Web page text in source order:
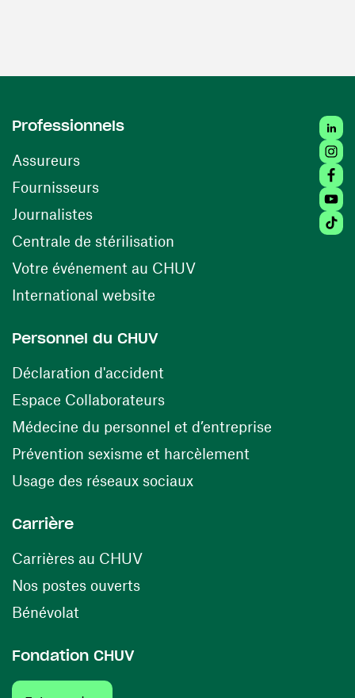
Professionnels
Assureurs
Fournisseurs(ouvre une nouvelle fenêtre)
Journalistes
Centrale de stérilisation (ouvre une nouvelle
Votre événement au CHUV(ouvre une nouvelle
International website
Personnel du CHUV
Déclaration d'accident
Espace Collaborateurs(ouvre une nouvelle fenêtre)
Médecine du personnel et d’entreprise
Prévention sexisme et harcèlement
Usage des réseaux sociaux(ouvre une nouvelle
Carrière
Carrières au CHUV(ouvre une nouvelle fenêtre)
Nos postes ouverts(ouvre une nouvelle fenêtre)
Bénévolat
Fondation CHUV